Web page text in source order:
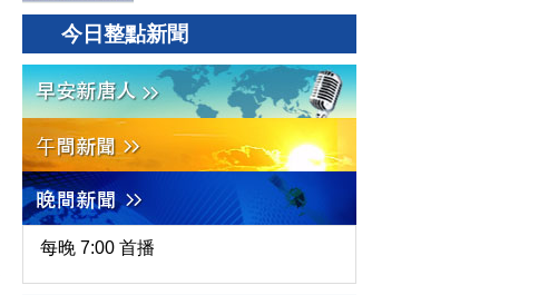
今日整點新聞
每晚 7:00 首播